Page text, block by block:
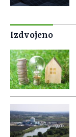
Izdvojeno